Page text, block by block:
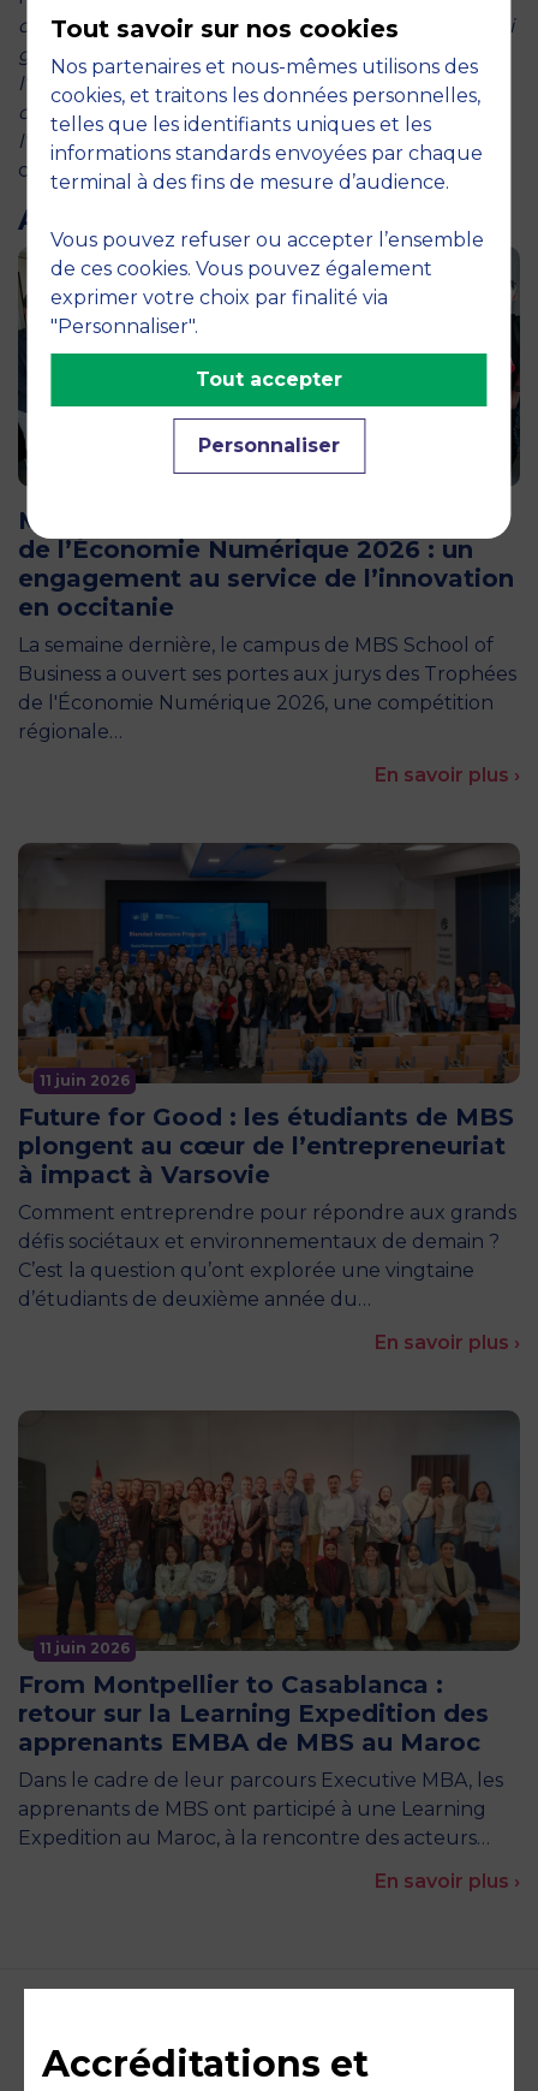
de MBS, nous avons créé une série depodcasts
, qui
guide l’apprenant dans l’univers de
l’entrepreneuriat, l’aide à trouver des idées et des
concepts innovants et créé un premier pont vers
l’incubateur de l’école où il sera accompagné.
conclut Lina Manolova, Ingénieur pédagogique.
ARTICLES LIÉS
MBS accueille les jurys des Trophées
de l’Économie Numérique 2026 : un
engagement au service de l’innovation
en occitanie
La semaine dernière, le campus de MBS School of
Business a ouvert ses portes aux jurys des Trophées
de l'Économie Numérique 2026, une compétition
régionale…
En savoir plus ›
11 juin 2026
Future for Good : les étudiants de MBS
plongent au cœur de l’entrepreneuriat
à impact à Varsovie
Comment entreprendre pour répondre aux grands
défis sociétaux et environnementaux de demain ?
C’est la question qu’ont explorée une vingtaine
d’étudiants de deuxième année du…
En savoir plus ›
11 juin 2026
From Montpellier to Casablanca :
retour sur la Learning Expedition des
apprenants EMBA de MBS au Maroc
Dans le cadre de leur parcours Executive MBA, les
apprenants de MBS ont participé à une Learning
Expedition au Maroc, à la rencontre des acteurs…
En savoir plus ›
Accréditations et
Tout savoir sur nos cookies
Nos partenaires et nous-mêmes utilisons des
cookies, et traitons les données personnelles,
telles que les identifiants uniques et les
informations standards envoyées par chaque
terminal à des fins de mesure d’audience.
Vous pouvez refuser ou accepter l’ensemble
de ces cookies. Vous pouvez également
exprimer votre choix par finalité via
"Personnaliser".
Personnaliser
Tout accepter